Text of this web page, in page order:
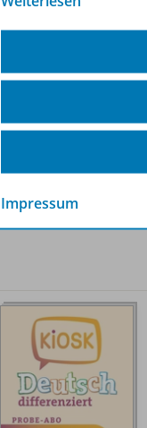
Spar-Pakete
Impressum